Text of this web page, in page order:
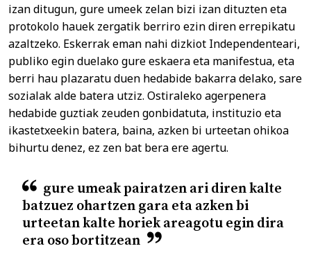
izan ditugun, gure umeek zelan bizi izan dituzten eta
protokolo hauek zergatik berriro ezin diren errepikatu
azaltzeko. Eskerrak eman nahi dizkiot Independenteari,
publiko egin duelako gure eskaera eta manifestua, eta
berri hau plazaratu duen hedabide bakarra delako, sare
sozialak alde batera utziz. Ostiraleko agerpenera
hedabide guztiak zeuden gonbidatuta, instituzio eta
ikastetxeekin batera, baina, azken bi urteetan ohikoa
bihurtu denez, ez zen bat bera ere agertu.
gure umeak pairatzen ari diren kalte
batzuez ohartzen gara eta azken bi
urteetan kalte horiek areagotu egin dira
era oso bortitzean